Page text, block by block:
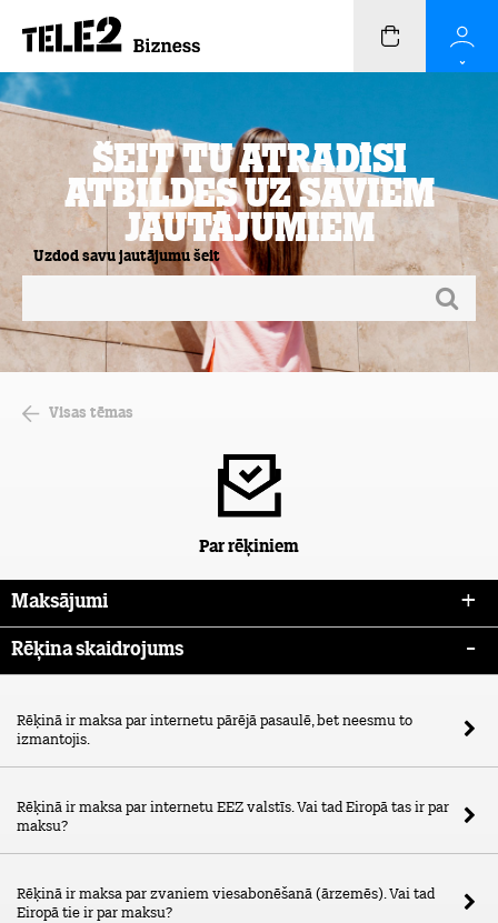
Šeit Tu atradīsi
atbildes uz saviem
jautājumiem
Uzdod savu jautājumu šeit
Visas tēmas
Par rēķiniem
Maksājumi
Rēķina skaidrojums
Rēķinā ir maksa par internetu pārējā pasaulē, bet neesmu to
izmantojis.
Rēķinā ir maksa par internetu EEZ valstīs. Vai tad Eiropā tas ir par
maksu?
Rēķinā ir maksa par zvaniem viesabonēšanā (ārzemēs). Vai tad
Eiropā tie ir par maksu?